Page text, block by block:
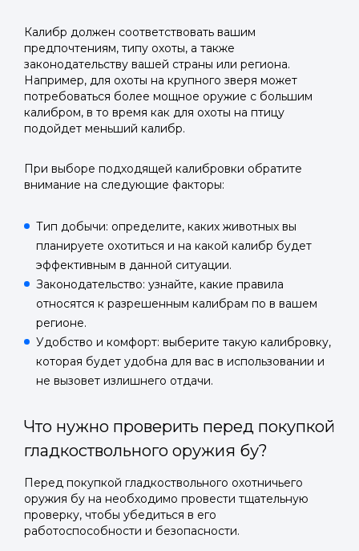
Войти в
профиль
Мы отправим код для входа на ваш
номер телефона.
Подать заявку
Отправьте заявку через мессенджер-бот — магазины
увидят её и пришлют предложения. Фото, описание и
AI-оценка прямо в чате.
Подать заявку
Отправьте заявку через мессенджер-бот — магазины
увидят её и пришлют предложения. Фото, описание и
AI-оценка прямо в чате.
Калибр должен соответствовать вашим
предпочтениям, типу охоты, а также
законодательству вашей страны или региона.
Например, для охоты на крупного зверя может
потребоваться более мощное оружие с большим
калибром, в то время как для охоты на птицу
подойдет меньший калибр.
При выборе подходящей калибровки обратите
внимание на следующие факторы:
Тип добычи: определите, каких животных вы
планируете охотиться и на какой калибр будет
эффективным в данной ситуации.
Законодательство: узнайте, какие правила
относятся к разрешенным калибрам по в вашем
регионе.
Удобство и комфорт: выберите такую калибровку,
которая будет удобна для вас в использовании и
не вызовет излишнего отдачи.
Что нужно проверить перед покупкой
гладкоствольного оружия бу?
Перед покупкой гладкоствольного охотничьего
оружия бу на необходимо провести тщательную
проверку, чтобы убедиться в его
работоспособности и безопасности.